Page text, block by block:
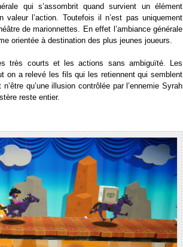
qui s’assombrit quand survient un élément
l’action. Toutefois il n’est pas uniquement
de marionnettes. En effet l’ambiance générale
orientée à destination des plus jeunes joueurs.
très courts et les actions sans ambiguïté. Les
on a relevé les fils qui les retiennent qui semblent
qu’une illusion contrôlée par l’ennemie Syrah
reste entier.